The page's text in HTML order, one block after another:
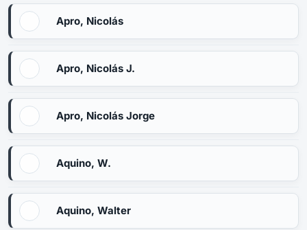
Apro, Nicolás
Apro, Nicolás J.
Apro, Nicolás Jorge
Aquino, W.
Aquino, Walter